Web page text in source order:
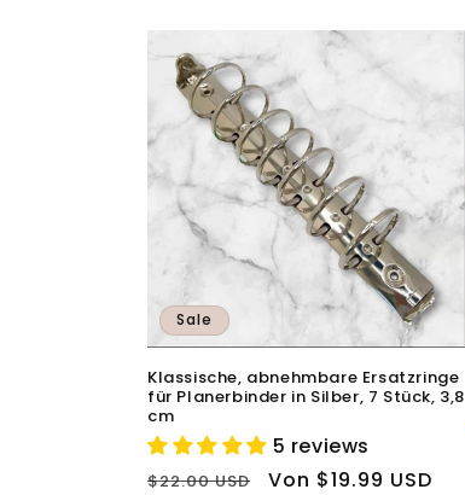
Sale
Klassische, abnehmbare Ersatzringe
für Planerbinder in Silber, 7 Stück, 3,8
cm
5 reviews
Normaler
$22.00 USD Verkaufspreis
Von $19.99 USD